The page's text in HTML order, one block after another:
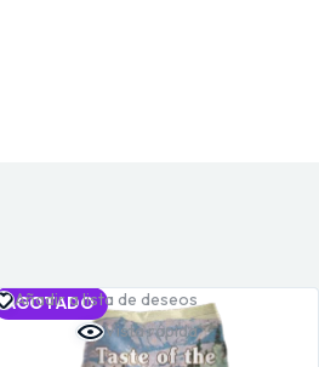
AGOTADO
Añadir a lista de deseos
Vista rápida